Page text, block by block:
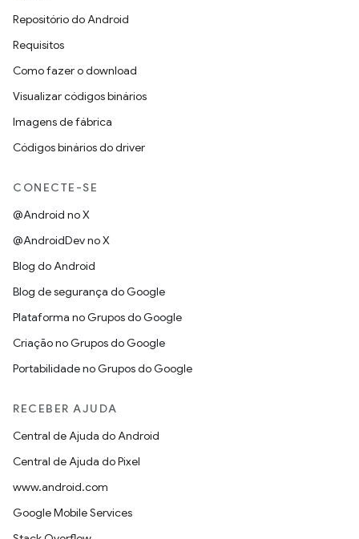
Repositório do Android
Requisitos
Como fazer o download
Visualizar códigos binários
Imagens de fábrica
Códigos binários do driver
CONECTE-SE
@Android no X
@AndroidDev no X
Blog do Android
Blog de segurança do Google
Plataforma no Grupos do Google
Criação no Grupos do Google
Portabilidade no Grupos do Google
RECEBER AJUDA
Central de Ajuda do Android
Central de Ajuda do Pixel
www.android.com
Google Mobile Services